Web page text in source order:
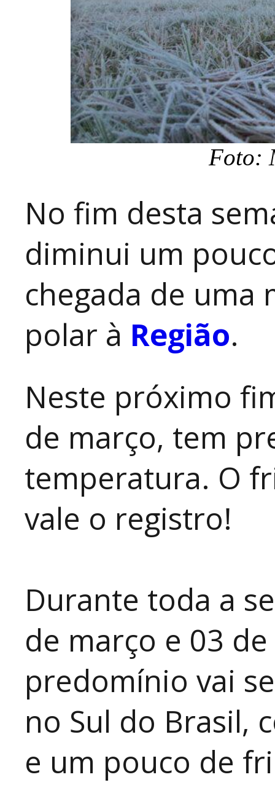
Foto:
No fim desta
diminui um
chegada de uma
polar à Região.
Neste próximo
de março, tem
temperatura. O
vale o registro!
Durante toda a
de março e 03
predomínio vai
no Sul do Brasil,
e um pouco de